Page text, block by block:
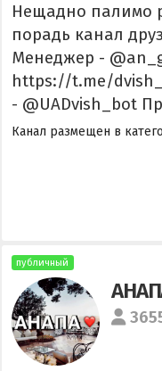
Нещадно палимо
порадь канал
Менеджер -
https://t.me/
- @UADvish_bot
Канал размещен в
публичный